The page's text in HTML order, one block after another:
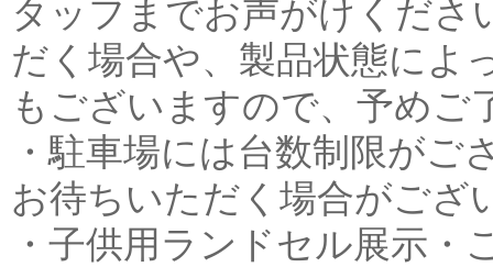
タッフまでお声がけくだ
だく場合や、製品状態によ
もございますので、予めご
・駐車場には台数制限が
お待ちいただく場合がござ
・子供用ランドセル展示・